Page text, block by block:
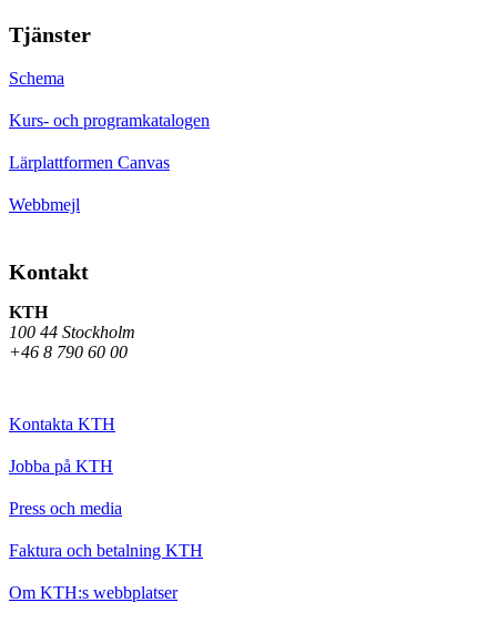
Tjänster
Schema
Kurs- och programkatalogen
Lärplattformen Canvas
Webbmejl
Kontakt
KTH
100 44 Stockholm
+46 8 790 60 00
Kontakta KTH
Jobba på KTH
Press och media
Faktura och betalning KTH
Om KTH:s webbplatser